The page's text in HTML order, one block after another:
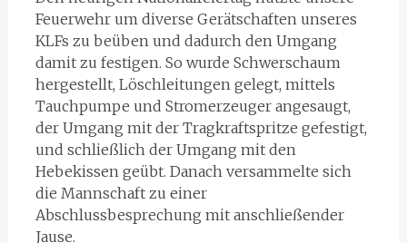
Feuerwehr um diverse Gerätschaften unseres
KLFs zu beüben und dadurch den Umgang
damit zu festigen. So wurde Schwerschaum
hergestellt, Löschleitungen gelegt, mittels
Tauchpumpe und Stromerzeuger angesaugt,
der Umgang mit der Tragkraftspritze gefestigt,
und schließlich der Umgang mit den
Hebekissen geübt. Danach versammelte sich
die Mannschaft zu einer
Abschlussbesprechung mit anschließender
Jause.